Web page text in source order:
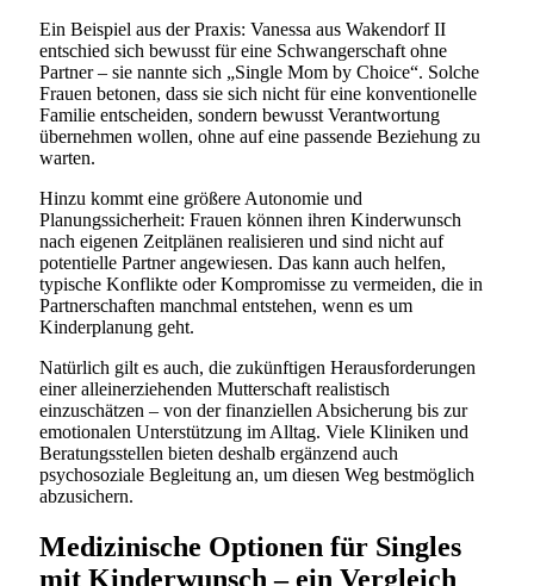
Ein Beispiel aus der Praxis: Vanessa aus Wakendorf II
entschied sich bewusst für eine Schwangerschaft ohne
Partner – sie nannte sich „Single Mom by Choice“. Solche
Frauen betonen, dass sie sich nicht für eine konventionelle
Familie entscheiden, sondern bewusst Verantwortung
übernehmen wollen, ohne auf eine passende Beziehung zu
warten.
Hinzu kommt eine größere Autonomie und
Planungssicherheit: Frauen können ihren Kinderwunsch
nach eigenen Zeitplänen realisieren und sind nicht auf
potentielle Partner angewiesen. Das kann auch helfen,
typische Konflikte oder Kompromisse zu vermeiden, die in
Partnerschaften manchmal entstehen, wenn es um
Kinderplanung geht.
Natürlich gilt es auch, die zukünftigen Herausforderungen
einer alleinerziehenden Mutterschaft realistisch
einzuschätzen – von der finanziellen Absicherung bis zur
emotionalen Unterstützung im Alltag. Viele Kliniken und
Beratungsstellen bieten deshalb ergänzend auch
psychosoziale Begleitung an, um diesen Weg bestmöglich
abzusichern.
Medizinische Optionen für Singles
mit Kinderwunsch – ein Vergleich